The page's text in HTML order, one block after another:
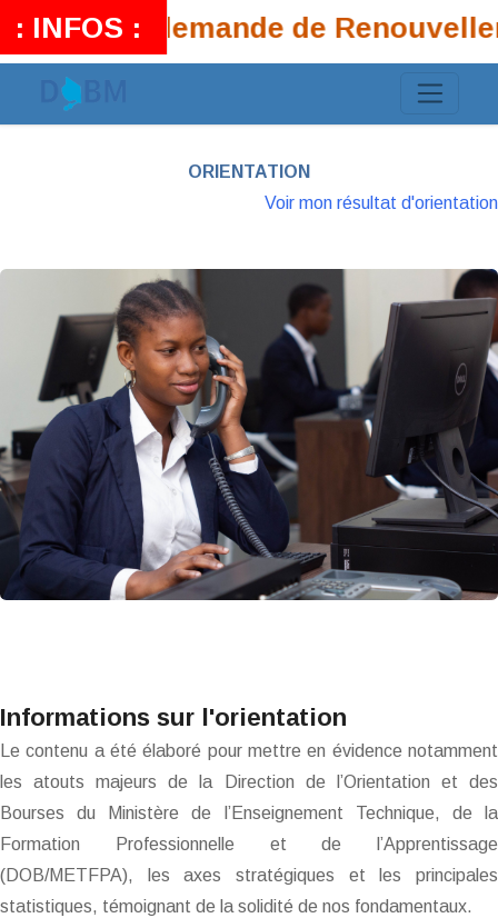
que la demande de
ORIENTATION
Voir mon résultat d'orientation
Informations sur l'orientation
Le contenu a été élaboré pour mettre en évidence notamment
les atouts majeurs de la Direction de l’Orientation et des
Bourses du Ministère de l’Enseignement Technique, de la
Formation Professionnelle et de l’Apprentissage
(DOB/METFPA), les axes stratégiques et les principales
statistiques, témoignant de la solidité de nos fondamentaux.